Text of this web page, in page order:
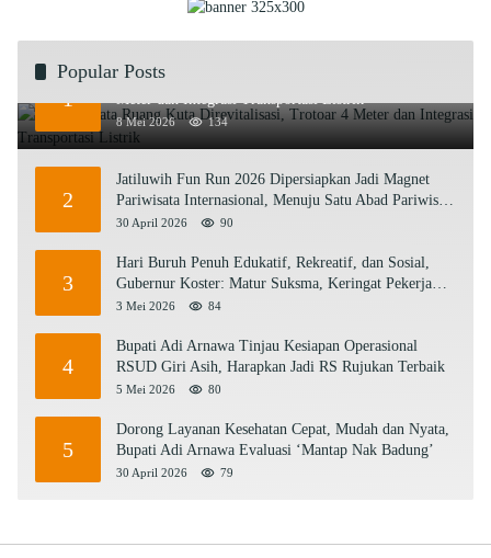
Popular Posts
1
Rencana Tata Ruang Kuta Direvitalisasi, Trotoar 4
8 Mei 2026 134
2
Jatiluwih Fun Run 2026 Dipersiapkan Jadi Magnet
Pariwisata Internasional, Menuju Satu Abad Pariwisata
Bali
30 April 2026 90
3
Hari Buruh Penuh Edukatif, Rekreatif, dan Sosial,
Gubernur Koster: Matur Suksma, Keringat Pekerja
Mesin Ekonomi Bali
3 Mei 2026 84
4
Bupati Adi Arnawa Tinjau Kesiapan Operasional
RSUD Giri Asih, Harapkan Jadi RS Rujukan Terbaik
5 Mei 2026 80
5
Dorong Layanan Kesehatan Cepat, Mudah dan Nyata,
Bupati Adi Arnawa Evaluasi ‘Mantap Nak Badung’
30 April 2026 79